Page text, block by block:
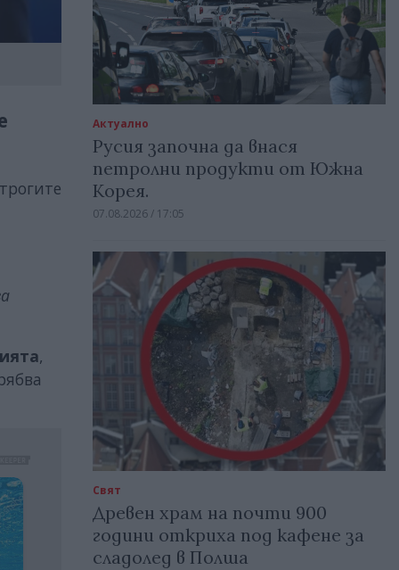
,
Актуално
Русия започна да внася
петролни продукти от Южна
Корея.
07.08.2026 / 17:05
Свят
Древен храм на почти 900
години откриха под кафене за
сладолед в Полша